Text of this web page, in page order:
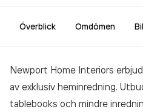
Överblick Omdömen
Newport Home Interiors
av exklusiv heminredning.
tablebooks och mindre